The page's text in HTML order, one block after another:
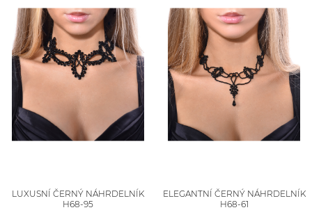
LUXUSNÍ ČERNÝ NÁHRDELNÍK
H68-95
ELEGANTNÍ ČERNÝ NÁHRDELNÍK
H68-61